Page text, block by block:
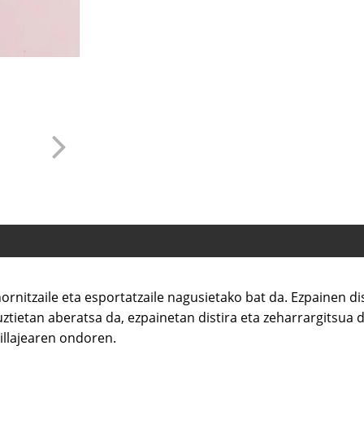
eta esportatzaile nagusietako bat da. Ezpainen
aberatsa da, ezpainetan distira eta zeharrargitsua
ondoren.